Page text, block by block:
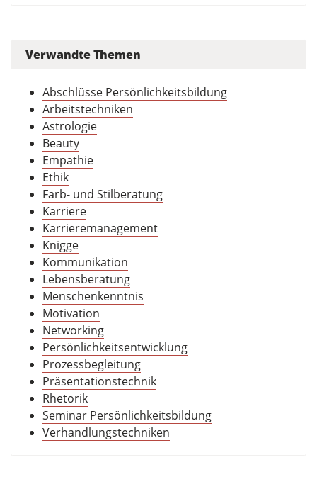
Verwandte Themen
Abschlüsse Persönlichkeitsbildung
Arbeitstechniken
Astrologie
Beauty
Empathie
Ethik
Farb- und Stilberatung
Karriere
Karrieremanagement
Knigge
Kommunikation
Lebensberatung
Menschenkenntnis
Motivation
Networking
Persönlichkeitsentwicklung
Prozessbegleitung
Präsentationstechnik
Rhetorik
Seminar Persönlichkeitsbildung
Verhandlungstechniken